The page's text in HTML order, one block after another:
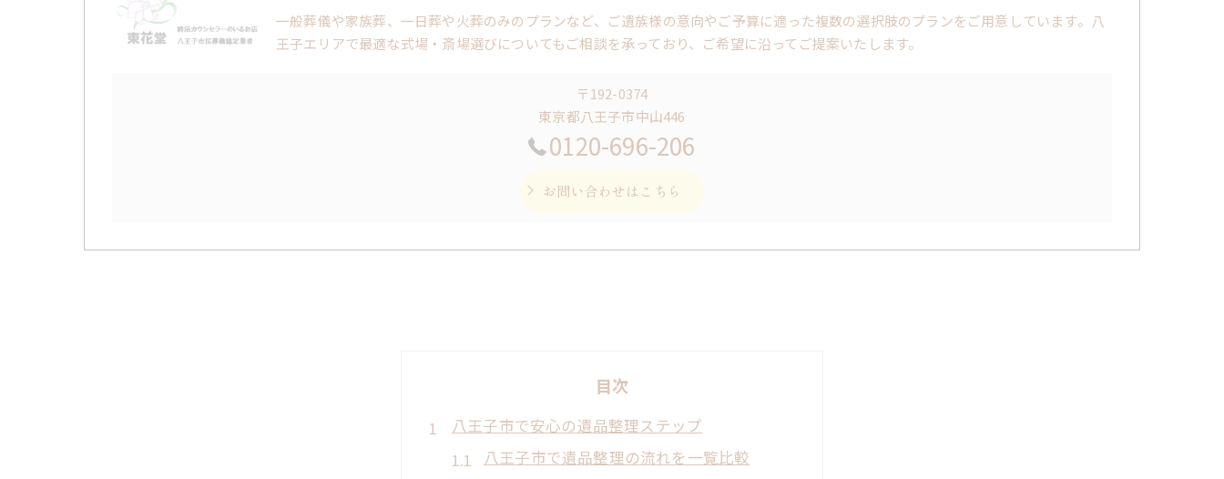
一般葬儀や家族葬、一日葬や火葬のみのプランなど、ご遺族様の意向やご予算に適った複数の選択肢のプランをご用意しています。八
王子エリアで最適な式場・斎場選びについてもご相談を承っており、ご希望に沿ってご提案いたします。
〒192-0374
東京都八王子市中山446
0120-696-206
お問い合わせはこちら
目次
八王子市で安心の遺品整理ステップ
八王子市で遺品整理の流れを一覧比較